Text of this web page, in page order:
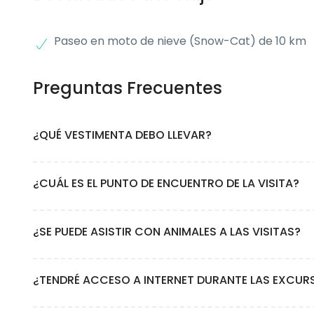
Paseo en moto de nieve (Snow-Cat) de 10 km
Preguntas Frecuentes
¿QUÉ VESTIMENTA DEBO LLEVAR?
alquilar ropa de nieve en la ciudad. Obligatorio calzado
¿CUÁL ES EL PUNTO DE ENCUENTRO DE LA VISITA?
¿SE PUEDE ASISTIR CON ANIMALES A LAS VISITAS?
¿TENDRÉ ACCESO A INTERNET DURANTE LAS